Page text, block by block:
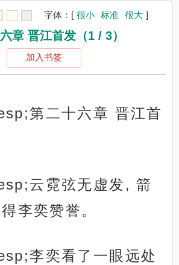
字体： [ 很小 标准 很大 ]
章 晋江首发（1 / 3）
加入书签
第二十六章 晋江首
云霓弦无虚发, 箭
李奕赞誉。
李奕看了一眼远处